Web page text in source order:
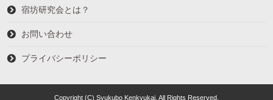
宿坊研究会とは？
お問い合わせ
プライバシーポリシー
Copyright (C) Syukubo Kenkyukai. All Rights Reserved.